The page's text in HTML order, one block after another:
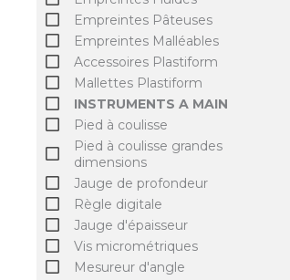
Empreintes Pâteuses
Empreintes Malléables
Accessoires Plastiform
Mallettes Plastiform
INSTRUMENTS A MAIN
Pied à coulisse
Pied à coulisse grandes
dimensions
Jauge de profondeur
Règle digitale
Jauge d'épaisseur
Vis micrométriques
Mesureur d'angle